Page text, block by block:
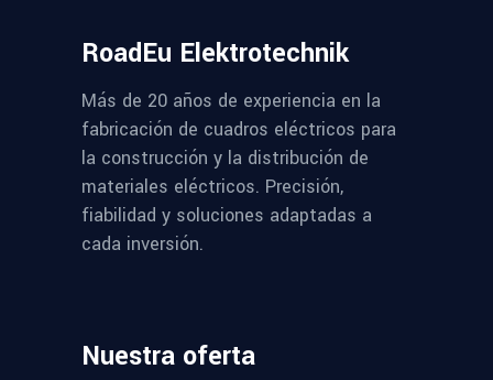
RoadEu Elektrotechnik
Más de 20 años de experiencia en la
fabricación de cuadros eléctricos para
la construcción y la distribución de
materiales eléctricos. Precisión,
fiabilidad y soluciones adaptadas a
cada inversión.
Nuestra oferta